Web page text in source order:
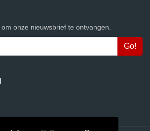
onze nieuwsbrief te ontvangen.